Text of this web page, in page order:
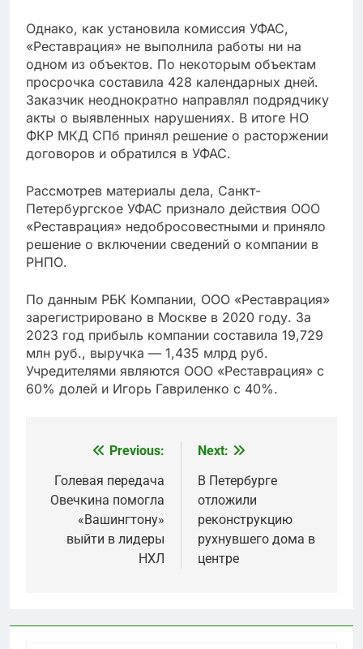
Однако, как установила комиссия УФАС,
«Реставрация» не выполнила работы ни на
одном из объектов. По некоторым объектам
просрочка составила 428 календарных дней.
Заказчик неоднократно направлял подрядчику
акты о выявленных нарушениях. В итоге НО
ФКР МКД СПб принял решение о расторжении
договоров и обратился в УФАС.
Рассмотрев материалы дела, Санкт-
Петербургское УФАС признало действия ООО
«Реставрация» недобросовестными и приняло
решение о включении сведений о компании в
РНПО.
По данным РБК Компании, ООО «Реставрация»
зарегистрировано в Москве в 2020 году. За
2023 год прибыль компании составила 19,729
млн руб., выручка — 1,435 млрд руб.
Учредителями являются ООО «Реставрация» с
60% долей и Игорь Гавриленко с 40%.
navigation
Previous:
Голевая передача
Овечкина помогла
«Вашингтону»
выйти в лидеры
НХЛ
Next:
В Петербурге
отложили
реконструкцию
рухнувшего дома в
центре